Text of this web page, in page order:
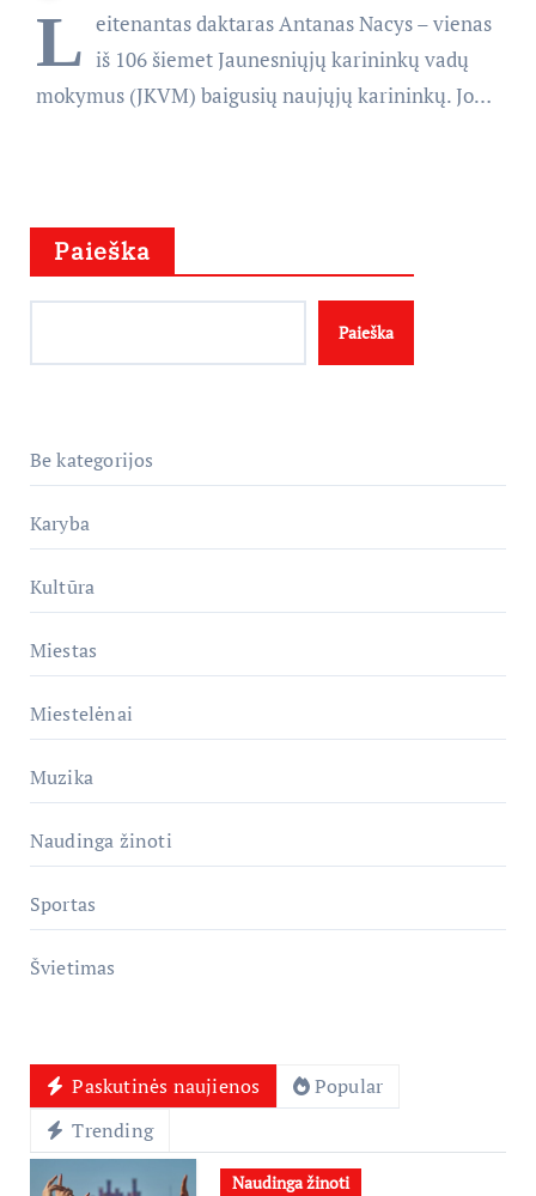
L eitenantas daktaras Antanas Nacys – vienas
iš 106 šiemet Jaunesniųjų karininkų vadų
mokymus (JKVM) baigusių naujųjų karininkų. Jo…
Paieška
Paieška
Be kategorijos
Karyba
Kultūra
Miestas
Miestelėnai
Muzika
Naudinga žinoti
Sportas
Švietimas
Paskutinės naujienos
Popular
Trending
Naudinga žinoti